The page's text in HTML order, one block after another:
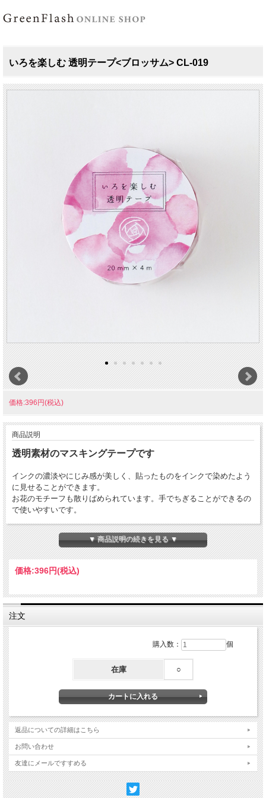
いろを楽しむ 透明テープ<ブロッサム> CL-019
価格:396円(税込)
商品説明
透明素材のマスキングテープです
インクの濃淡やにじみ感が美しく、貼ったものをインクで染めたよう
に見せることができます。
お花のモチーフも散りばめられています。手でちぎることができるの
で使いやすいです。
【サイズ】幅20mm×巻き4m
【素材】セロハン
Made in Japan
▼ 商品説明の続きを見る ▼
価格:396円(税込)
注文
購入数： 個
在庫 ○
返品についての詳細はこちら
お問い合わせ
友達にメールですすめる